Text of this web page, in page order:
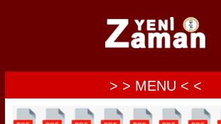
> > MENU < <